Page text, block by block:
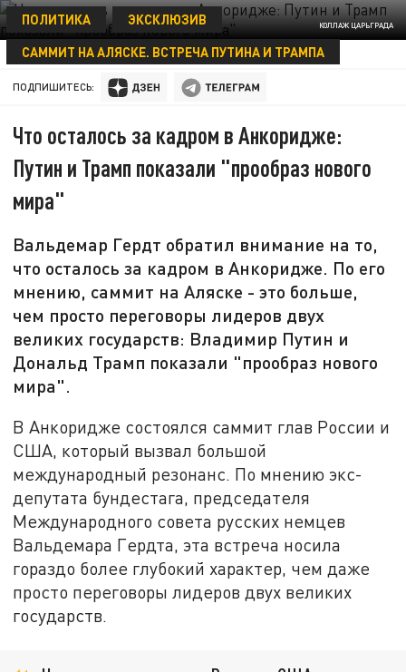
КОЛЛАЖ ЦАРЬГРАДА
ПОЛИТИКА
ЭКСКЛЮЗИВ
САММИТ НА АЛЯСКЕ. ВСТРЕЧА ПУТИНА И ТРАМПА
22 АВГУСТА 22:46
ПОДПИШИТЕСЬ:
Что осталось за кадром в Анкоридже:
Путин и Трамп показали "прообраз нового
мира"
Вальдемар Гердт обратил внимание на то,
что осталось за кадром в Анкоридже. По его
мнению, саммит на Аляске - это больше,
чем просто переговоры лидеров двух
великих государств: Владимир Путин и
Дональд Трамп показали "прообраз нового
мира".
В Анкоридже состоялся саммит глав России и
США, который вызвал большой
международный резонанс. По мнению экс-
депутата бундестага, председателя
Международного совета русских немцев
Вальдемара Гердта, эта встреча носила
гораздо более глубокий характер, чем даже
просто переговоры лидеров двух великих
государств.